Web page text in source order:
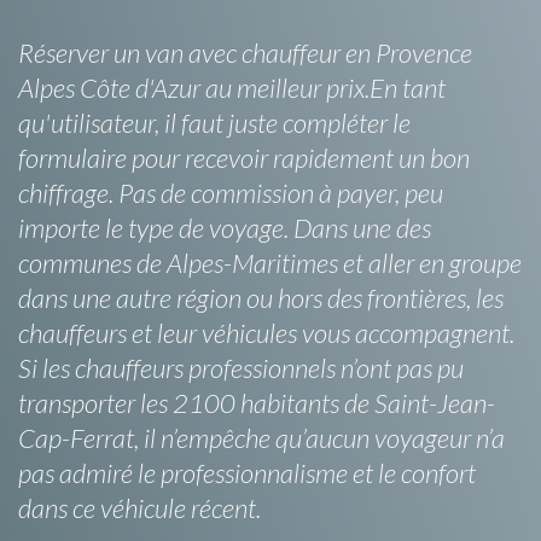
Réserver un van avec chauffeur en Provence
Alpes Côte d'Azur au meilleur prix.En tant
qu'utilisateur, il faut juste compléter le
formulaire pour recevoir rapidement un bon
chiffrage. Pas de commission à payer, peu
importe le type de voyage. Dans une des
communes de Alpes-Maritimes et aller en groupe
dans une autre région ou hors des frontières, les
chauffeurs et leur véhicules vous accompagnent.
Si les chauffeurs professionnels n’ont pas pu
transporter les 2100 habitants de Saint-Jean-
Cap-Ferrat, il n’empêche qu’aucun voyageur n’a
pas admiré le professionnalisme et le confort
dans ce véhicule récent.